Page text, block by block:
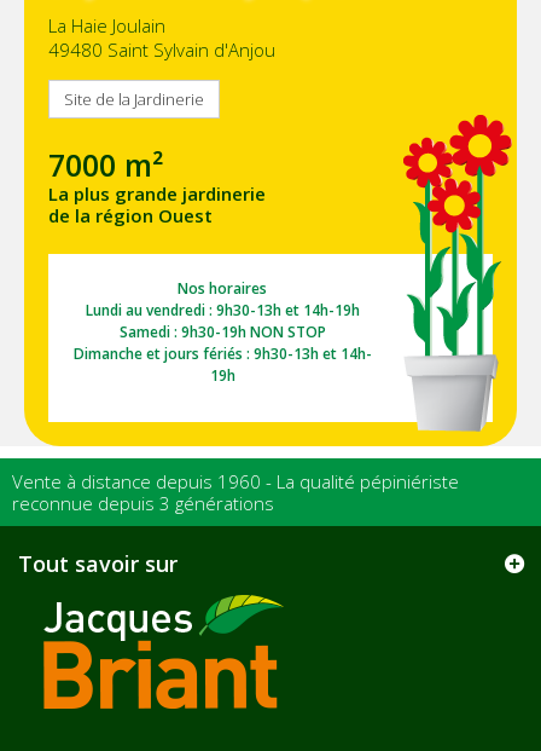
La Haie Joulain
49480 Saint Sylvain d'Anjou
Site de la Jardinerie
7000 m²
La plus grande jardinerie
de la région Ouest
Nos horaires
Lundi au vendredi : 9h30-13h et 14h-19h
Samedi : 9h30-19h NON STOP
Dimanche et jours fériés : 9h30-13h et 14h-
19h
Vente à distance depuis 1960 - La qualité pépiniériste
reconnue depuis 3 générations
Tout savoir sur